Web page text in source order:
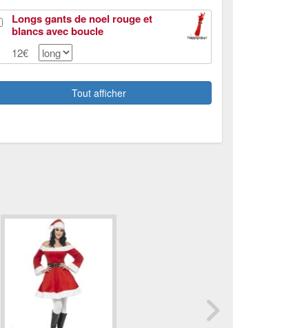
Longs gants de noel rouge et
blancs avec boucle
12€
Tout afficher